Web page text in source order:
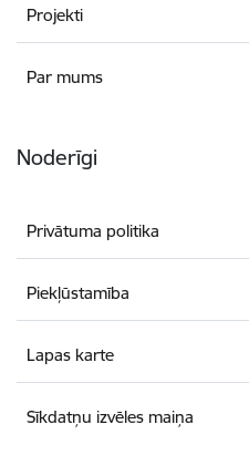
Projekti
Par mums
Noderīgi
Privātuma politika
Piekļūstamība
Lapas karte
Sīkdatņu izvēles maiņa